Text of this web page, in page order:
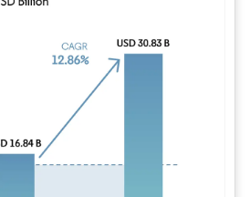
Imagem © Mordor Intelligence. O reuso